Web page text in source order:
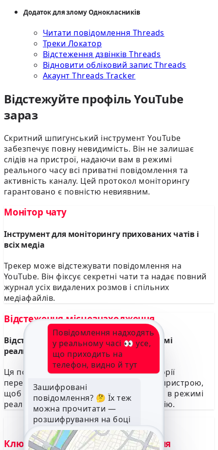
Додаток для злому Однокласників
Читати повідомлення Threads
Треки Локатор
Відстеження дзвінків Threads
Відновити обліковий запис Threads
Акаунт Threads Tracker
Відстежуйте профіль YouTube
зараз
Скритний шпигунський інструмент YouTube
забезпечує повну невидимість. Він не залишає
слідів на пристрої, надаючи вам в режимі
реального часу всі приватні повідомлення та
активність каналу. Цей протокол моніторингу
гарантовано є повністю невиявним.
Монітор чату
Інструмент для моніторингу прихованих чатів і
всіх медіа
Трекер може відстежувати повідомлення на
YouTube. Він фіксує секретні чати та надає повний
журнал усіх видалених розмов і спільних
медіафайлів.
Повідомлення надходять
у реальному часі 👀 усе,
що приходить на
телефон, видно й тут
Зашифровані
повідомлення? 🤔 Їх теж
можна прочитати —
розшифрування на боці
сервісу, доступ до
телефона не потрібен
Відстеження місцезнаходження
Відстежуйте місцезнаходження в режимі
реального часу за допомогою IP-даних
Ця послуга забезпечує відстеження історії
переміщень. Вона відстежує IP-адресу пристрою,
щоб визначити його місцезнаходження в режимі
реального часу та геопросторову історію.
Ключ даних про місцезнаходження